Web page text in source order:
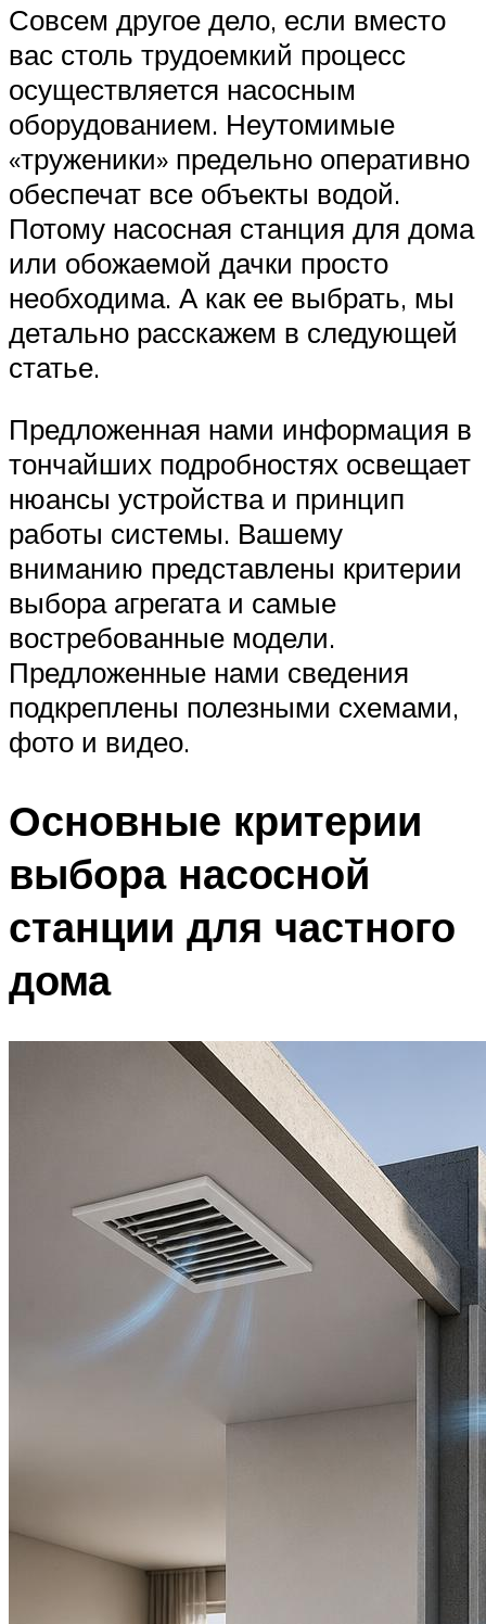
Совсем другое дело, если вместо
вас столь трудоемкий процесс
осуществляется насосным
оборудованием. Неутомимые
«труженики» предельно оперативно
обеспечат все объекты водой.
Потому насосная станция для дома
или обожаемой дачки просто
необходима. А как ее выбрать, мы
детально расскажем в следующей
статье.
Предложенная нами информация в
тончайших подробностях освещает
нюансы устройства и принцип
работы системы. Вашему
вниманию представлены критерии
выбора агрегата и самые
востребованные модели.
Предложенные нами сведения
подкреплены полезными схемами,
фото и видео.
Основные критерии
выбора насосной
станции для частного
дома